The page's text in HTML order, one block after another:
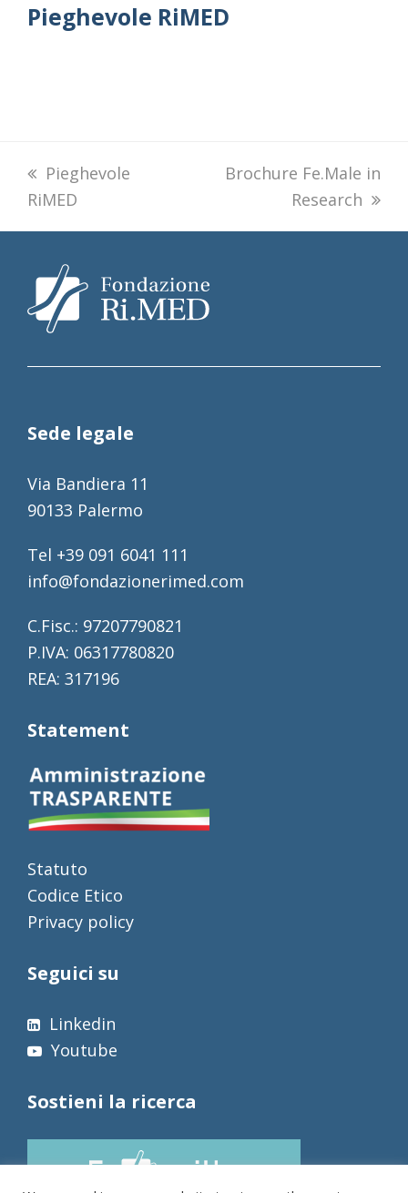
Pieghevole RiMED
previous
post:
Pieghevole
RiMED
next
Brochure Fe.Male in
Research
Sede legale
Via Bandiera 11
90133 Palermo
Tel +39 091 6041 111
info@fondazionerimed.com
C.Fisc.: 97207790821
P.IVA: 06317780820
REA: 317196
Statement
Statuto
Codice Etico
Privacy policy
Seguici su
Linkedin
Youtube
Sostieni la ricerca